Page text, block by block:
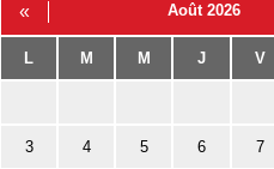
« Août 2026
L M M J V
3 4 5 6 7